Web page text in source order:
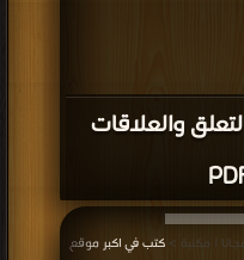
والعلاقات
كتب في اكبر موقع